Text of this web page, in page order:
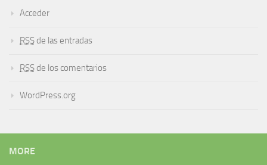
Acceder
RSS de las entradas
RSS de los comentarios
WordPress.org
MORE